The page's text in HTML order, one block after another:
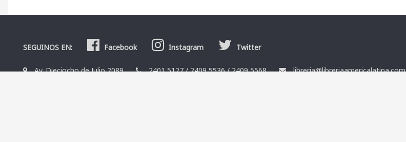
SEGUINOS EN: Facebook Instagram Twitter
Av. Dieciocho de Julio 2089 2401 5127/2409 5536/2409 5568 libreria@libreriaamericalatina.com